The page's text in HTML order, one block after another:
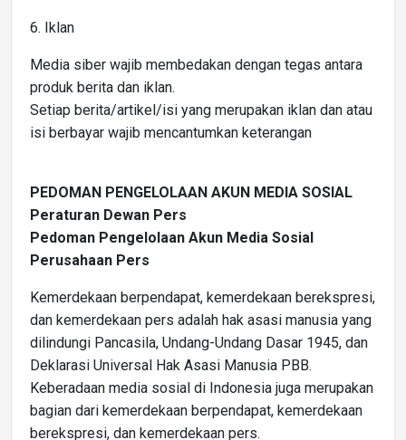
6. Iklan
Media siber wajib membedakan dengan tegas antara
produk berita dan iklan.
Setiap berita/artikel/isi yang merupakan iklan dan atau
isi berbayar wajib mencantumkan keterangan
PEDOMAN PENGELOLAAN AKUN MEDIA SOSIAL
Peraturan Dewan Pers
Pedoman Pengelolaan Akun Media Sosial
Perusahaan Pers
Kemerdekaan berpendapat, kemerdekaan berekspresi,
dan kemerdekaan pers adalah hak asasi manusia yang
dilindungi Pancasila, Undang-Undang Dasar 1945, dan
Deklarasi Universal Hak Asasi Manusia PBB.
Keberadaan media sosial di Indonesia juga merupakan
bagian dari kemerdekaan berpendapat, kemerdekaan
berekspresi, dan kemerdekaan pers.